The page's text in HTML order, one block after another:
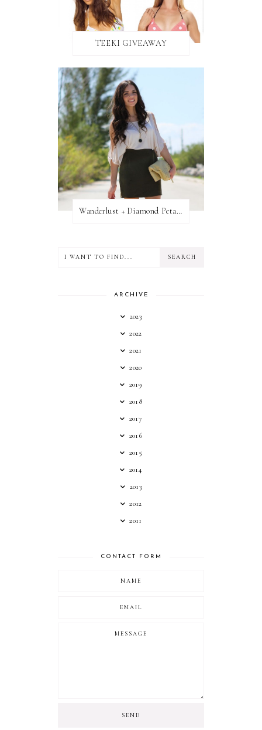
TEEKI GIVEAWAY
Wanderlust + Diamond Petal Giveaway
ARCHIVE
2023
2022
2021
2020
2019
2018
2017
2016
2015
2014
2013
2012
2011
CONTACT FORM